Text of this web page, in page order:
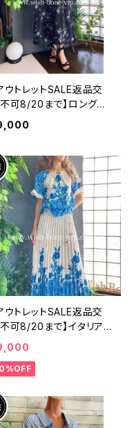
ウトレットSALE返品交
可8/20まで】ロングワ
ース・マキシワンピー
・サラッと軽やか春夏ワン
ウトレットSALE返品交
可8/20まで】イタリア
ング・マキシスカート＆
ップス セットアップ /ホワ
ト＆ブルー(S)(M)(L)